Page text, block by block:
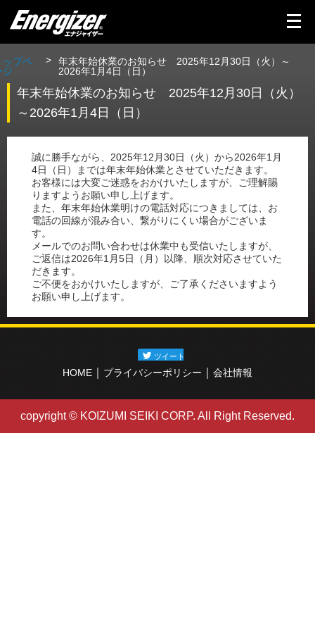
メ
ニ
ー
ップペ
ジ
年末年始休業のお知らせ 2025年12月30日（火）～
2026年1月4日（日）
年末年始休業のお知らせ 2025年12月30日（火）
～2026年1月4日（日）
誠に勝手ながら、2025年12月30日（火）から2026年1月
4日（日）までは年末年始休業とさせていただきます。
お客様には大変ご迷惑をおかけいたしますが、ご理解賜
りますようお願い申し上げます。
また、年末年始休業明けの電話対応につきましては、お
電話の回線が混み合い、繋がりにくい場合がございま
す。
メールでのお問い合わせは休業中も受信いたしますが、
ご返信は2026年1月5日（月）以降、順次対応させていた
だきます。
ご不便をおかけいたしますが、ご了承くださいますよう
お願い申し上げます。
HOME プライバシーポリシー 会社情報
copyright © KOIZUMI SEIKI CORP. All Right Reserved.